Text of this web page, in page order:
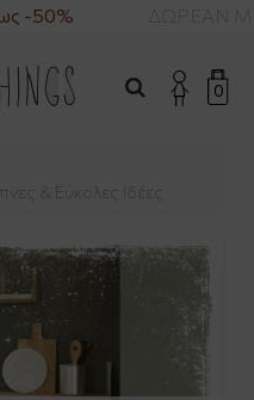
ΔΩΡΕΑΝ
0
& Εύκολες Ιδέες